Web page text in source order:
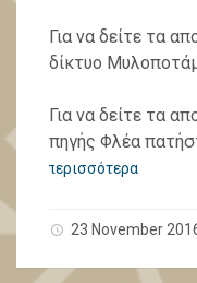
Για να δείτε τα
δίκτυο
Για να δείτε τα
πηγής Φλέα
περισσότερα
23 November